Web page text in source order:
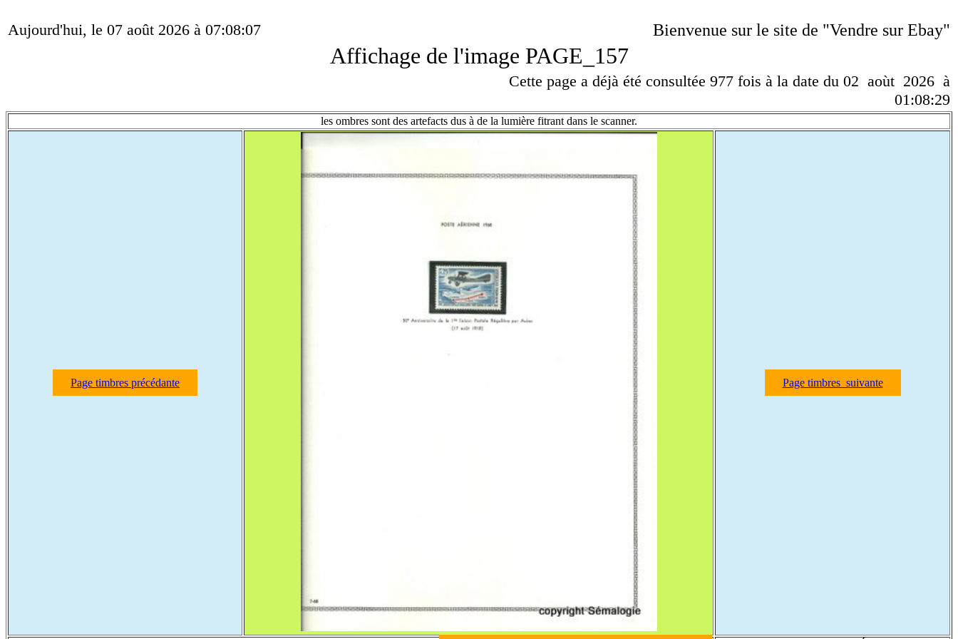
Aujourd'hui, le 07 août 2026 à 07:08:07 Bienvenue sur le site de "Vendre sur Ebay"
Affichage de l'image PAGE_157
Cette page a déjà été consultée 977 fois à la date du 02 aoùt 2026 à
01:08:29
les ombres sont des artefacts dus à de la lumière fitrant dans le scanner.
Page timbres précédante Page timbres suivante